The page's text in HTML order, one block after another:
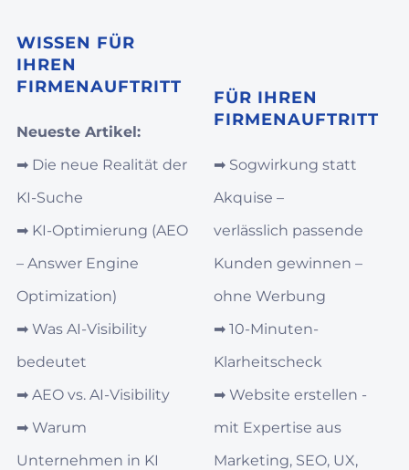
WISSEN FÜR
IHREN
FIRMENAUFTRITT
Neueste Artikel:
➡︎ Die neue Realität der
KI-Suche
➡︎ KI‑Optimierung (AEO
– Answer Engine
Optimization)
➡︎ Was AI‑Visibility
bedeutet
➡︎ AEO vs. AI‑Visibility
➡︎ Warum
Unternehmen in KI
FÜR IHREN
FIRMENAUFTRITT
➡︎ Sogwirkung statt
Akquise –
verlässlich passende
Kunden gewinnen –
ohne Werbung
➡︎ 10-Minuten-
Klarheitscheck
➡︎ Website erstellen -
mit Expertise aus
Marketing, SEO, UX,